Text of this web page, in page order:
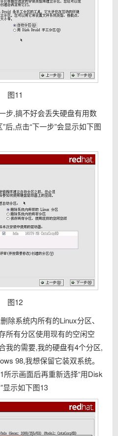
图11
步,搞不好会丢失硬盘有用数
后,点击“下一步”会显示如下图
图12
除系统内所有的Linux分区、
所有分区使用现有的空闲空
我的需要,我的硬盘有4个分区,
98,我想保留它装双系统。
所示画面后再重新选择“用Disk
显示如下图13